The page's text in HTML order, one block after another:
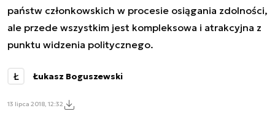
państw członkowskich w procesie osiągania zdolności,
ale przede wszystkim jest kompleksowa i atrakcyjna z
punktu widzenia politycznego.
Ł Łukasz Boguszewski
13 lipca 2018, 12:32